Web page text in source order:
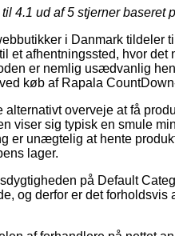
til 4.1 ud af 5 stjerner baseret
i Danmark tildeler
et afhentningssted, hvor
er nemlig usædvanlig
køb af Rapala
alternativt overveje at få
viser sig typisk en smule
er unægtelig at hente
lager.
på Default
og derfor er det